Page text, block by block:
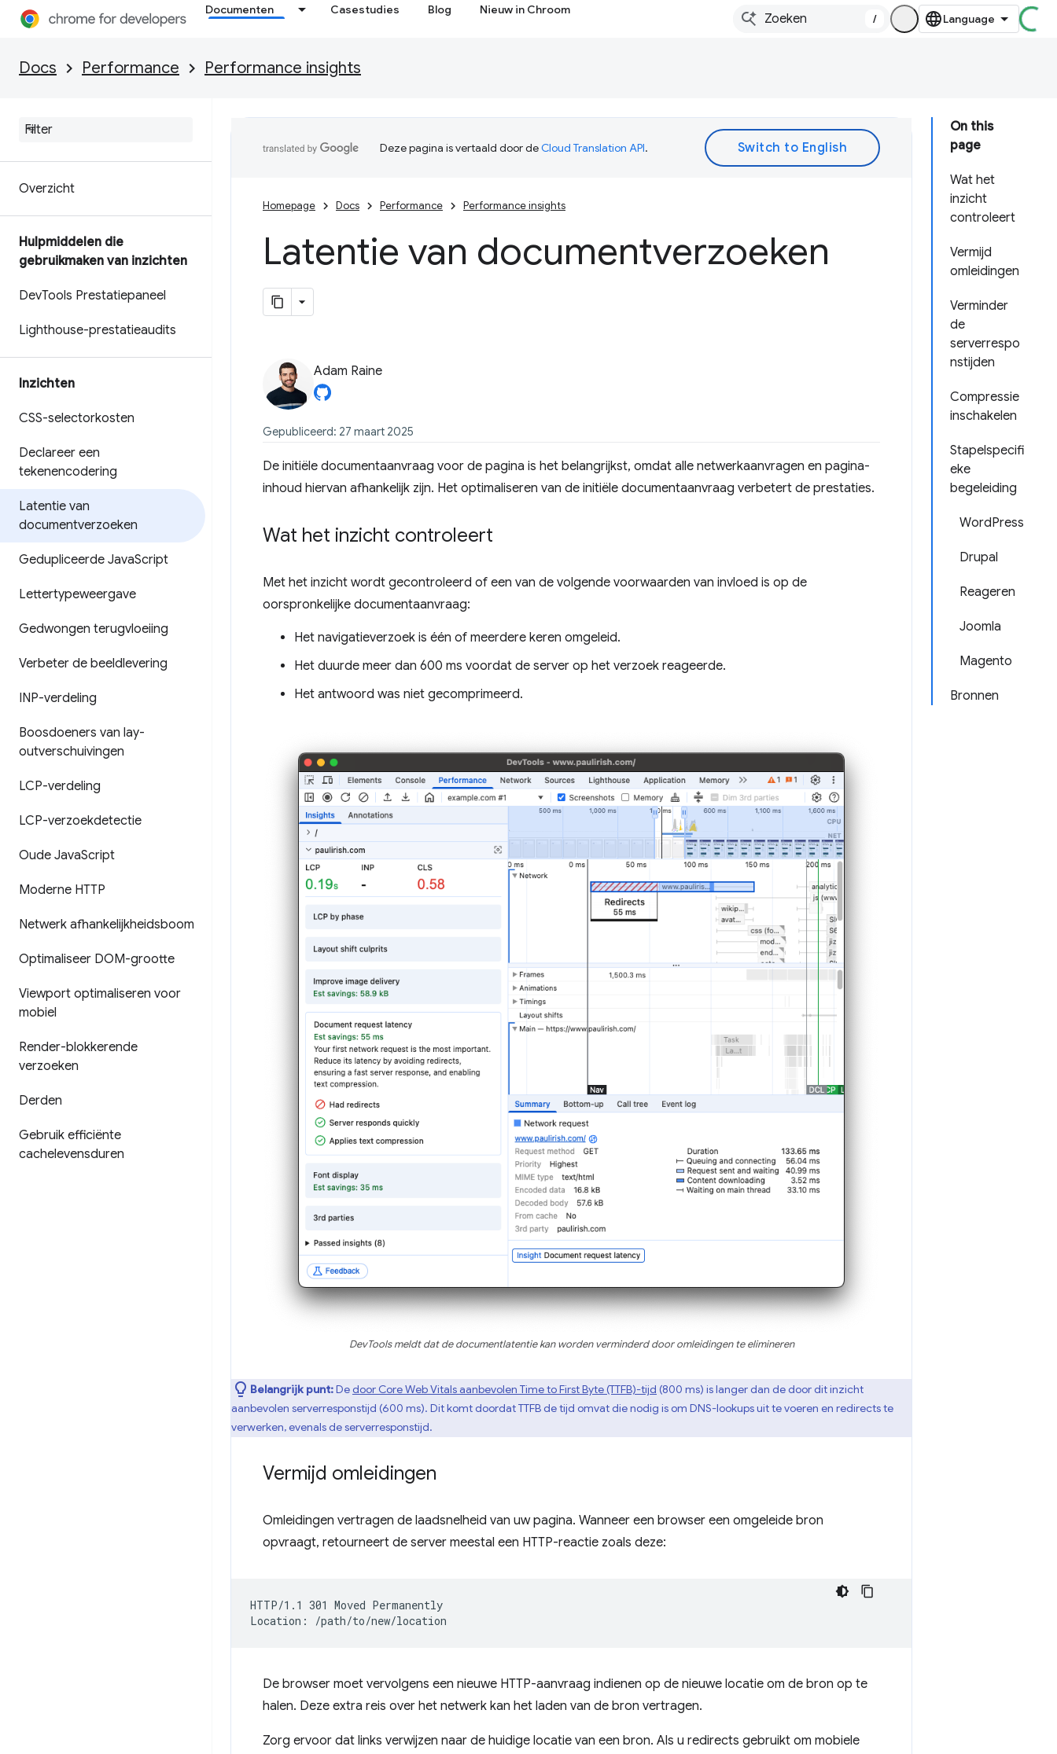
Documenten Casestudies Blog Nieuw in Chroom
/
Docs Performance Performance insights
Overzicht
Hulpmiddelen die
gebruikmaken van inzichten
DevTools Prestatiepaneel
Lighthouse-prestatieaudits
Inzichten
CSS-selectorkosten
Declareer een
tekenencodering
Latentie van
documentverzoeken
Gedupliceerde JavaScript
Lettertypeweergave
Gedwongen terugvloeiing
Verbeter de beeldlevering
INP-verdeling
Boosdoeners van lay-
outverschuivingen
LCP-verdeling
LCP-verzoekdetectie
Oude JavaScript
Moderne HTTP
Netwerk afhankelijkheidsboom
Optimaliseer DOM-grootte
Viewport optimaliseren voor
mobiel
Render-blokkerende
verzoeken
Derden
Gebruik efficiënte
cachelevensduren
On this
page
Wat het
inzicht
controleert
Vermijd
omleidingen
Verminder
de
serverrespo
nstijden
Compressie
inschakelen
Stapelspecifi
eke
begeleiding
WordPress
Drupal
Reageren
Joomla
Magento
Bronnen
Deze pagina is vertaald door deCloud Translation API.
Homepage Docs Performance Performance insights
Latentie van documentverzoeken
Adam Raine
Gepubliceerd: 27 maart 2025
De initiële documentaanvraag voor de pagina is het belangrijkst, omdat alle netwerkaanvragen en pagina-
inhoud hiervan afhankelijk zijn. Het optimaliseren van de initiële documentaanvraag verbetert de prestaties.
Wat het inzicht controleert
Met het inzicht wordt gecontroleerd of een van de volgende voorwaarden van invloed is op de
oorspronkelijke documentaanvraag:
Het navigatieverzoek is één of meerdere keren omgeleid.
Het duurde meer dan 600 ms voordat de server op het verzoek reageerde.
Het antwoord was niet gecomprimeerd.
DevTools meldt dat de documentlatentie kan worden verminderd door omleidingen te elimineren
Belangrijk punt:Dedoor Core Web Vitals aanbevolen Time to First Byte (TTFB)-tijd (800 ms) is langer dan de door dit inzicht
aanbevolen serverresponstijd (600 ms). Dit komt doordat TTFB de tijd omvat die nodig is om DNS-lookups uit te voeren en redirects te
verwerken, evenals de serverresponstijd.
Vermijd omleidingen
Omleidingen vertragen de laadsnelheid van uw pagina. Wanneer een browser een omgeleide bron
opvraagt, retourneert de server meestal een HTTP-reactie zoals deze:
HTTP/1.1 301 Moved Permanently
De browser moet vervolgens een nieuwe HTTP-aanvraag indienen op de nieuwe locatie om de bron op te
halen. Deze extra reis over het netwerk kan het laden van de bron vertragen.
Zorg ervoor dat links verwijzen naar de huidige locatie van een bron. Als u redirects gebruikt om mobiele